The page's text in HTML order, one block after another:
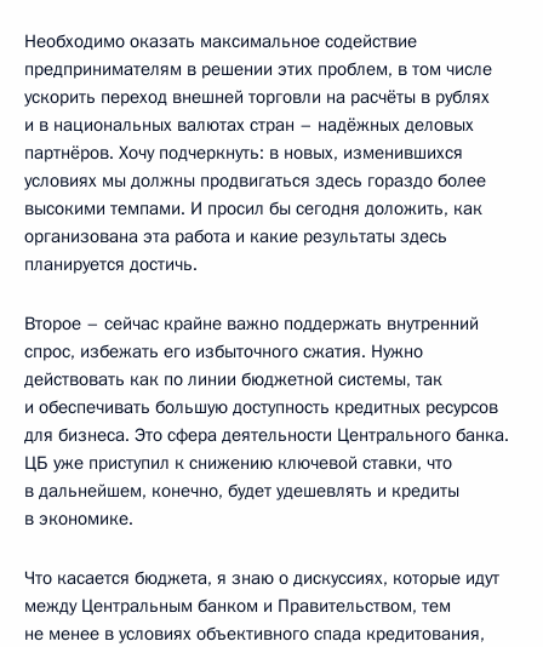
Необходимо оказать максимальное содействие
предпринимателям в решении этих проблем, в том числе
ускорить переход внешней торговли на расчёты в рублях
и в национальных валютах стран – надёжных деловых
партнёров. Хочу подчеркнуть: в новых, изменившихся
условиях мы должны продвигаться здесь гораздо более
высокими темпами. И просил бы сегодня доложить, как
организована эта работа и какие результаты здесь
планируется достичь.
Второе – сейчас крайне важно поддержать внутренний
спрос, избежать его избыточного сжатия. Нужно
действовать как по линии бюджетной системы, так
и обеспечивать большую доступность кредитных ресурсов
для бизнеса. Это сфера деятельности Центрального банка.
ЦБ уже приступил к снижению ключевой ставки, что
в дальнейшем, конечно, будет удешевлять и кредиты
в экономике.
Что касается бюджета, я знаю о дискуссиях, которые идут
между Центральным банком и Правительством, тем
не менее в условиях объективного спада кредитования,